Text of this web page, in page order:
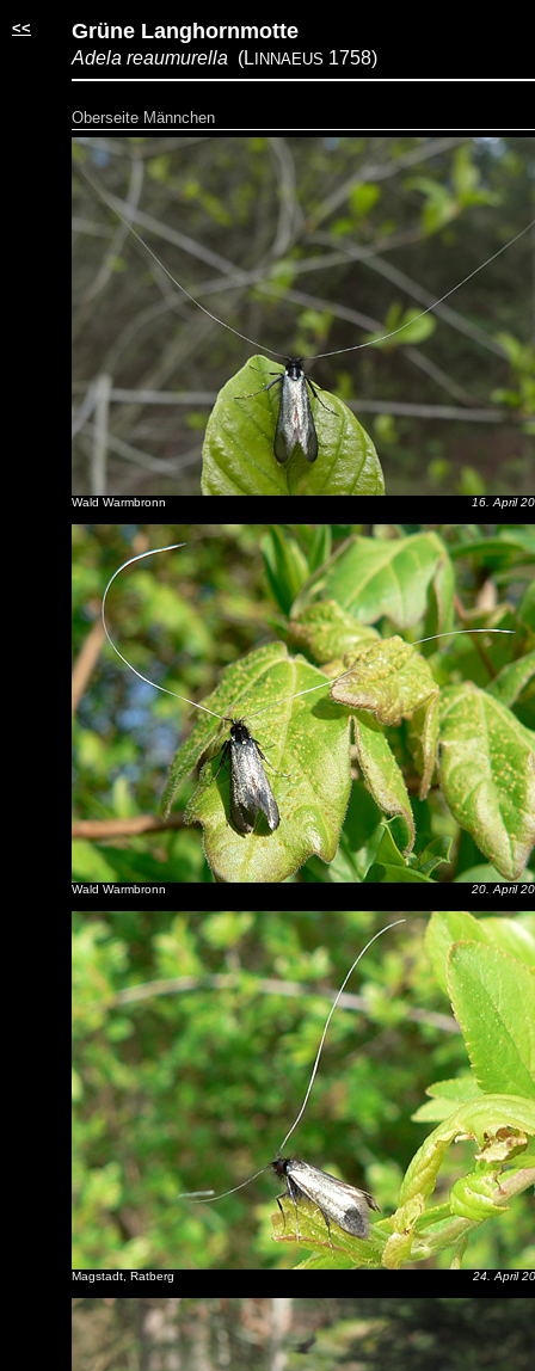
<< Grüne Langhornmotte
Adela reaumurella (L INNAEUS 1758)
Oberseite Männchen
Wald Warmbronn 16. April
Wald Warmbronn 20. April
Magstadt, Ratberg 24. April